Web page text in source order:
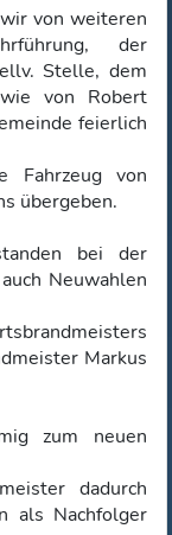
von weiteren
der
Stelle, dem
von Robert
feierlich
Fahrzeug von
übergeben.
bei der
Neuwahlen
Markus
zum neuen
dadurch
als Nachfolger